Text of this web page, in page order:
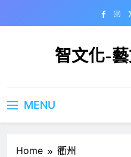
智文化-
MENU
Home 衢州